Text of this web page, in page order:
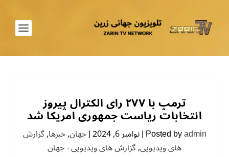
ترمپ با ۲۷۷ رای الکترال پیروز
انتخابات ریاست جمهوری امریکا شد
Posted byadmin
|نوامبر 6, 2024 |جهان,خبرها,گزارش
های ویدیویی,گزارش های ویدیویی - جهان